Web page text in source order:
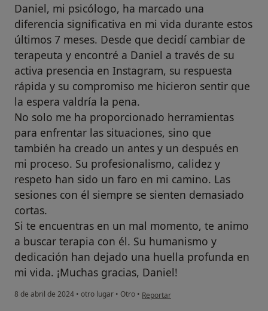
Daniel, mi psicólogo, ha marcado una
diferencia significativa en mi vida durante estos
últimos 7 meses. Desde que decidí cambiar de
terapeuta y encontré a Daniel a través de su
activa presencia en Instagram, su respuesta
rápida y su compromiso me hicieron sentir que
la espera valdría la pena.
No solo me ha proporcionado herramientas
para enfrentar las situaciones, sino que
también ha creado un antes y un después en
mi proceso. Su profesionalismo, calidez y
respeto han sido un faro en mi camino. Las
sesiones con él siempre se sienten demasiado
cortas.
Si te encuentras en un mal momento, te animo
a buscar terapia con él. Su humanismo y
dedicación han dejado una huella profunda en
mi vida. ¡Muchas gracias, Daniel!
8 de abril de 2024 • otro lugar • Otro • en opinión del usuario Lizette
Reportar